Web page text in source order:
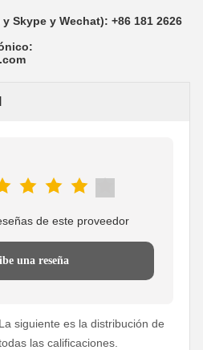
Skype y Wechat): +86 181 2626
de este proveedor
una reseña
La siguiente es la distribución de
las calificaciones.